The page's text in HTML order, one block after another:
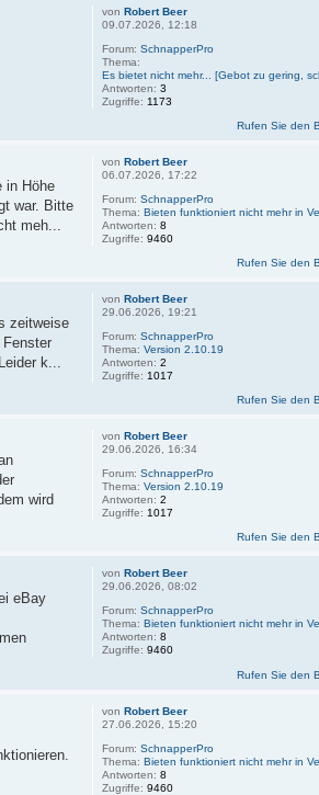
von Robert Beer
09.07.2026, 12:18
Forum: SchnapperPro
Thema:
Es bietet nicht mehr... [Gebot zu gering,
Antworten: 3
Zugriffe: 1173
Rufen Sie den
von Robert Beer
06.07.2026, 17:22
Forum: SchnapperPro
Thema: Bieten funktioniert nicht mehr in
Antworten: 8
Zugriffe: 9460
in Höhe
war. Bitte
meh...
Rufen Sie den
von Robert Beer
29.06.2026, 19:21
Forum: SchnapperPro
Thema: Version 2.10.19
Antworten: 2
Zugriffe: 1017
zeitweise
k...
Rufen Sie den
von Robert Beer
29.06.2026, 16:34
Forum: SchnapperPro
Thema: Version 2.10.19
Antworten: 2
Zugriffe: 1017
wird
Rufen Sie den
von Robert Beer
29.06.2026, 08:02
Forum: SchnapperPro
Thema: Bieten funktioniert nicht mehr in
Antworten: 8
Zugriffe: 9460
eBay
Rufen Sie den
von Robert Beer
27.06.2026, 15:20
Forum: SchnapperPro
Thema: Bieten funktioniert nicht mehr in
Antworten: 8
Zugriffe: 9460